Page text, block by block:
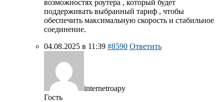
возможностях роутера , который будет
поддерживать выбранный тариф , чтобы
обеспечить максимальную скорость и стабильное
соединение.
04.08.2025 в 11:39 #8590 Ответить
internetroapy
Гость